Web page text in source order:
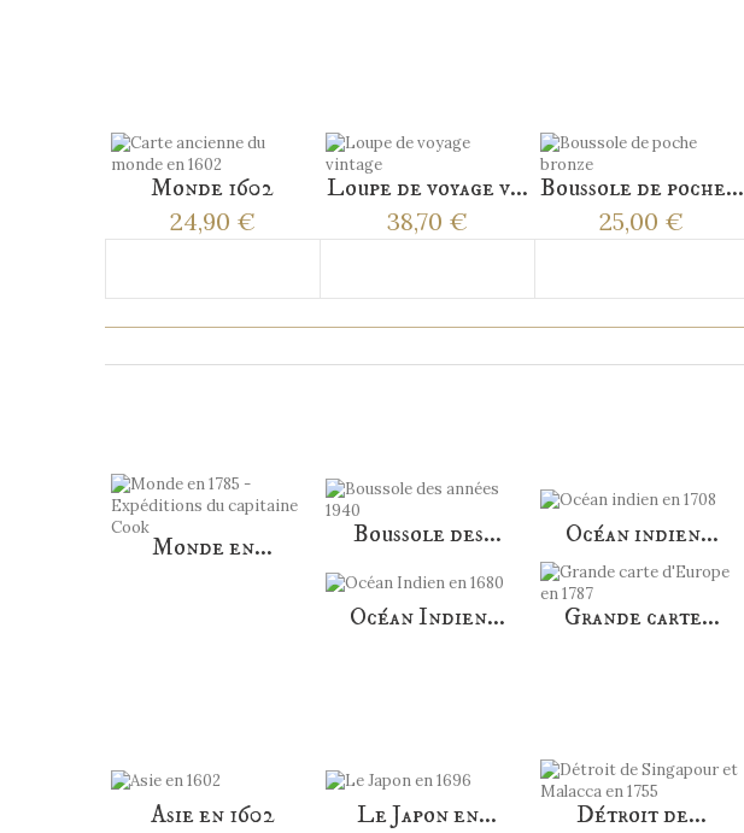
Monde 1602
24,90 €
Loupe de voyage v...
38,70 €
Boussole de poche...
25,00 €
Monde en... Boussole des... Océan indien...
Océan Indien... Grande carte...
Asie en 1602 Le Japon en... Détroit de...